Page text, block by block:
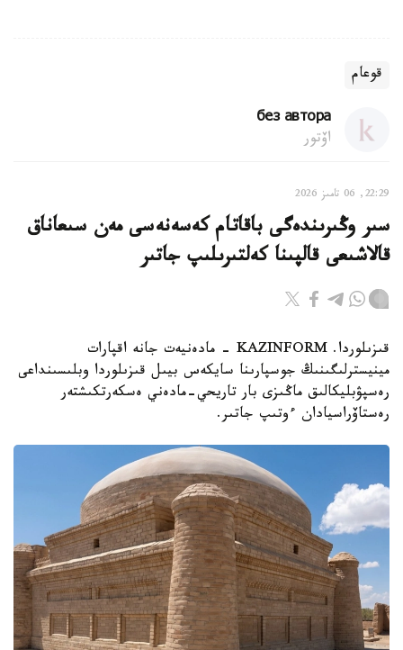
قوعام
без автора
اۆتور
22:29, 06 تامىز 2026
سىر وڭىرىندەگى باقاتام كەسەنەسى مەن سىعاناق
قالاشىعى قالپىنا كەلتىرىلىپ جاتىر
قىزىلوردا. KAZINFORM - مادەنيەت جانە اقپارات
مينيسترلىگىنىڭ جوسپارىنا سايكەس بيىل قىزىلوردا وبلىسىنداعى
رەسپۋبليكالىق ماڭىزى بار تاريحي-مادەني ەسكەرتكىشتەر
رەستاۆراسيادان ءوتىپ جاتىر.